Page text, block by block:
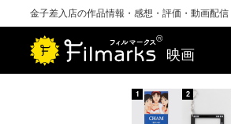
金子差入店の作品情報・感想・評価・動画配信
映画
1 2